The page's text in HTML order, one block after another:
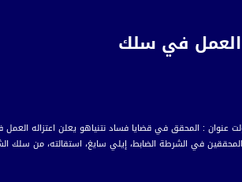
العمل في سلك
في الشرطة الضابط، إيلي سايغ، استقالته، من سلك